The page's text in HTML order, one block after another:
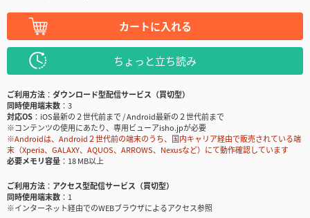
カートに入れる
ちょっと立ち読み
ご利用方法
ダウンロード型配信サービス（買切型）
同時使用端末数
3
対応OS
iOS最新の２世代前まで / Android最新の２世代前まで
※コンテンツの使用にあたり、専用ビューアisho.jpが必要
※Androidは、Android２世代前の端末のうち、国内キャリア経由で販売されている端
末（Xperia、GALAXY、AQUOS、ARROWS、Nexusなど）にて動作確認しています
必要メモリ容量
18 MB以上
ご利用方法
アクセス型配信サービス（買切型）
同時使用端末数
1
※インターネット経由でのWEBブラウザによるアクセス参照